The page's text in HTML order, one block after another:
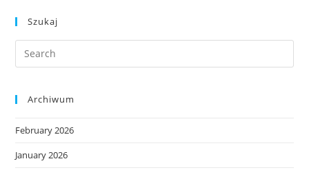
Szukaj
Archiwum
February 2026
January 2026